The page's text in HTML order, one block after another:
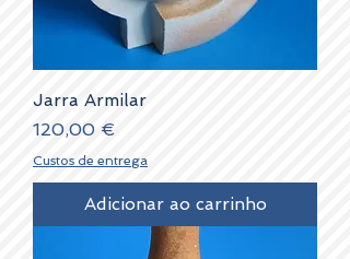
Jarra Armilar
Preço
120,00 €
Custos de entrega
Adicionar ao carrinho